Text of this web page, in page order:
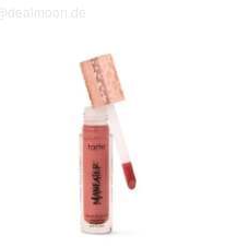
@dealmoon.de